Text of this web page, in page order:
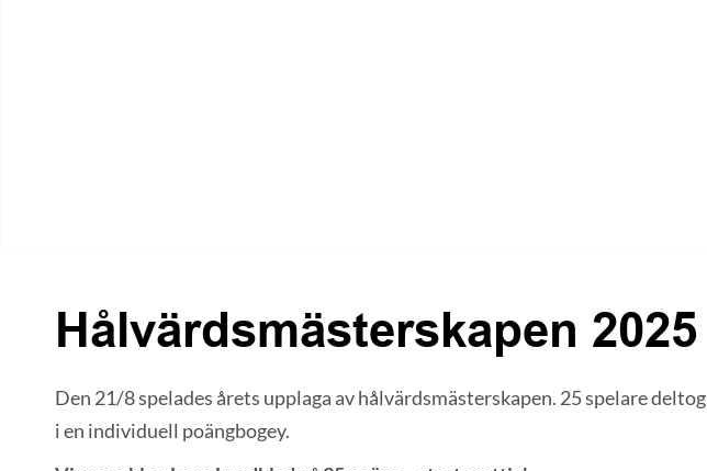
Hålvärdsmästerskapen 2025
Den 21/8 spelades årets upplaga av hålvärdsmästerskapen. 25 spelare deltog
i en individuell poängbogey.